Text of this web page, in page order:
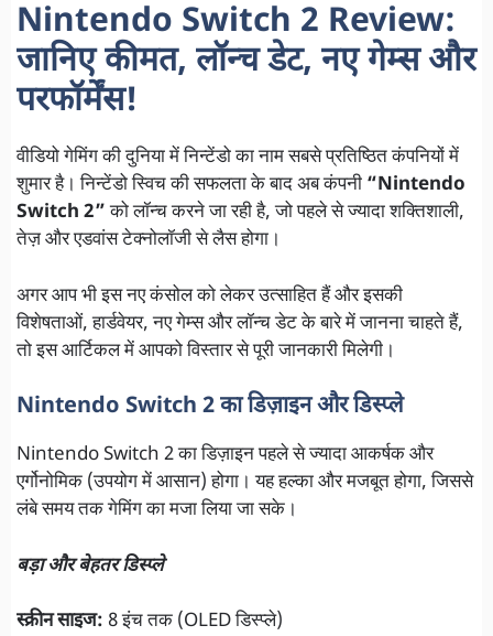
Nintendo Switch 2 Review:
जानिए कीमत, लॉन्च डेट, नए गेम्स और
परफॉर्मेंस!
वीडियो गेमिंग की दुनिया में निन्टेंडो का नाम सबसे प्रतिष्ठित कंपनियों में
शुमार है। निन्टेंडो स्विच की सफलता के बाद अब कंपनी “Nintendo
Switch 2”को लॉन्च करने जा रही है, जो पहले से ज्यादा शक्तिशाली,
तेज़ और एडवांस टेक्नोलॉजी से लैस होगा।
अगर आप भी इस नए कंसोल को लेकर उत्साहित हैं और इसकी
विशेषताओं, हार्डवेयर, नए गेम्स और लॉन्च डेट के बारे में जानना चाहते हैं,
तो इस आर्टिकल में आपको विस्तार से पूरी जानकारी मिलेगी।
Nintendo Switch 2 का डिज़ाइन और डिस्प्ले
Nintendo Switch 2 का डिज़ाइन पहले से ज्यादा आकर्षक और
एर्गोनोमिक (उपयोग में आसान) होगा। यह हल्का और मजबूत होगा, जिससे
लंबे समय तक गेमिंग का मजा लिया जा सके।
बड़ा और बेहतर डिस्प्ले
स्क्रीन साइज: 8 इंच तक (OLED डिस्प्ले)